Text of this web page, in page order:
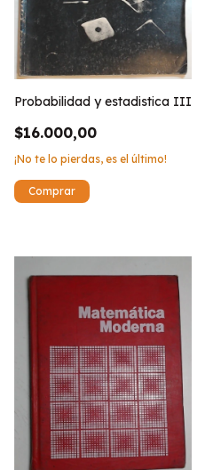
Probabilidad y estadistica III
$16.000,00
¡No te lo pierdas, es el último!